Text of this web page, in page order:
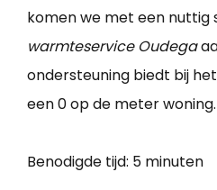
komen we met een nuttig
warmteservice Oudega
ondersteuning biedt bij
een 0 op de meter woning.
Benodigde tijd: 5 minuten